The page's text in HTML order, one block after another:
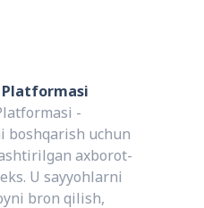
Platformasi
-
boshqarish uchun
axborot-
U sayyohlarni
bron qilish,